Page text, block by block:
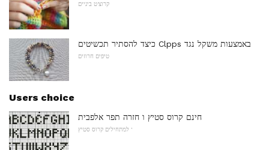
קרוצ'ט ביניים
כיצד להסתיר תכשיטים Clpps באמצעות משקל נגד
טיפים חרוזים
Users choice
חינם קרוס סטיץ ו חזרה תפר אלפבית
למתחילים קרוס סטיץ '